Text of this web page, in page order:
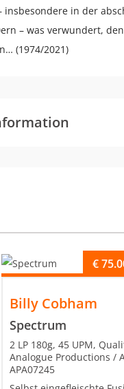
in der
– was verwundert,
(1974/2021)
Billy Cobham
Spectrum
€
2 LP 180g, 45 UPM,
Analogue Productions /
APA07245